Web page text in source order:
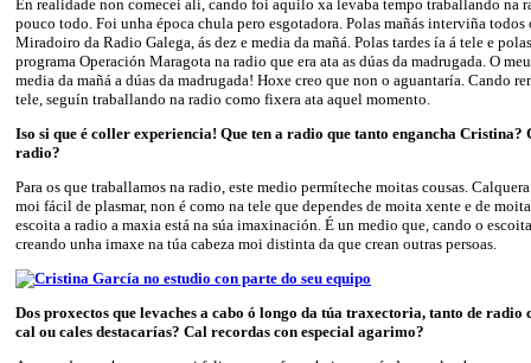
En realidade non comecei alí, cando foi aquilo xa levaba tempo traballando na
pouco todo. Foi unha época chula pero esgotadora. Polas mañás interviña todos
Miradoiro da Radio Galega, ás dez e media da mañá. Polas tardes ía á tele e
programa Operación Maragota na radio que era ata as dúas da madrugada. O
media da mañá a dúas da madrugada! Hoxe creo que non o aguantaría. Cando
tele, seguín traballando na radio como fixera ata aquel momento.
Iso si que é coller experiencia! Que ten a radio que tanto engancha Cristina?
radio?
Para os que traballamos na radio, este medio permíteche moitas cousas.
moi fácil de plasmar, non é como na tele que dependes de moita xente e de
escoita a radio a maxia está na súa imaxinación. É un medio que, cando o
creando unha imaxe na túa cabeza moi distinta da que crean outras persoas.
Dos proxectos que levaches a cabo ó longo da túa traxectoria, tanto de radio
cal ou cales destacarías? Cal recordas con especial agarimo?